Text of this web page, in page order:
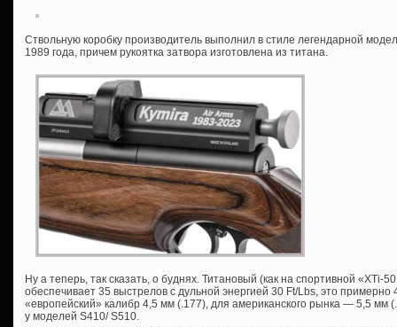
Ствольную коробку производитель выполнил в стиле легендарной
1989 года, причем рукоятка затвора изготовлена из титана.
Ну а теперь, так сказать, о буднях. Титановый (как на спортивной «XTi-
обеспечивает 35 выстрелов с дульной энергией 30 Ft/Lbs, это
«европейский» калибр 4,5 мм (.177), для американского рынка — 5,5 мм
у моделей S410/ S510.